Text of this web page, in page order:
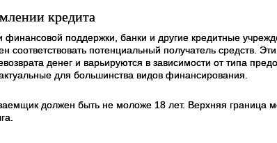
кредита
поддержки, банки и другие кредитные
потенциальный получатель средств.
денег и варьируются в зависимости от типа
для большинства видов финансирования.
должен быть не моложе 18 лет. Верхняя граница